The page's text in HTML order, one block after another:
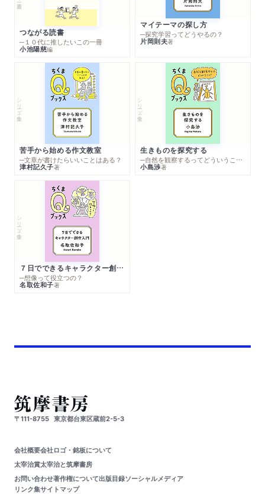
つながる読書
─１０代に推したいこの一冊
小池陽慈編
マイテーマの探し方
─探究学習ってどうやるの？
片岡則夫著
シリーズ・全集
苦手から始める作文教室
─文章が書けたらいいことはある？
津村記久子著
シリーズ・全集
生きものを探究する
─自然を観察するってどういうこと？
小島渉著
シリーズ・全集
７日でできるキャラクター創作入門
─想像って役立つの？
名取佐和子著
〒111-8755 東京都台東区蔵前2-5-3
会社概要会社ロゴ・銘板について
太宰治賞太宰治と筑摩書房
お問い合わせ著作権について出版目録ソーシャルメディア
リンク集サイトマップ